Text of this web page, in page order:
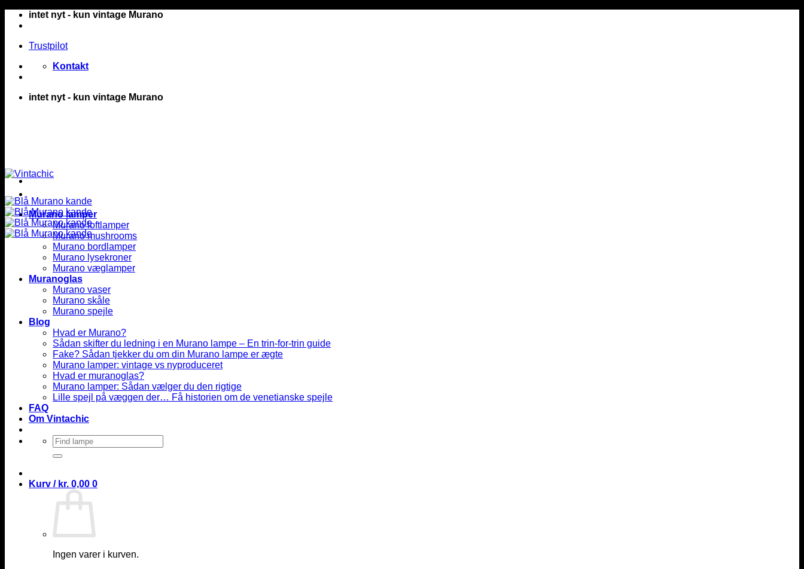
Fortsætintet nyt - kun vintage Murano
Trustpilot
Kontakt
intet nyt - kun vintage Murano
Murano lamper
Murano loftlamper
Murano mushrooms
Murano bordlamper
Murano lysekroner
Murano væglamper
Muranoglas
Murano vaser
Murano skåle
Murano spejle
Blog
Hvad er Murano?
Sådan skifter du ledning i en Murano lampe – En trin-for-trin guide
Fake? Sådan tjekker du om din Murano lampe er ægte
Murano lamper: vintage vs nyproduceret
Hvad er muranoglas?
Murano lamper: Sådan vælger du den rigtige
Lille spejl på væggen der… Få historien om de venetianske spejle
FAQ
Om Vintachic
Søg
efter:
Kurv / kr. 0,00 0
Ingen varer i kurven.